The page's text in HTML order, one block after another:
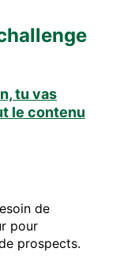
tu vas
le contenu
de
pour
prospects.